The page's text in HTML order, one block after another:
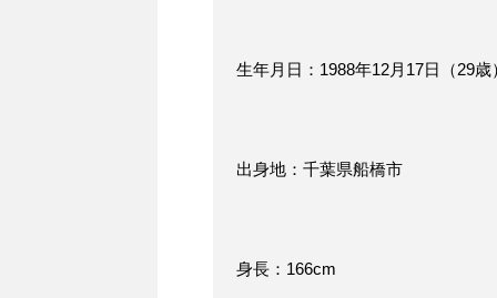
生年月日：1988年12月17日（29歳
出身地：千葉県船橋市
身長：166cm